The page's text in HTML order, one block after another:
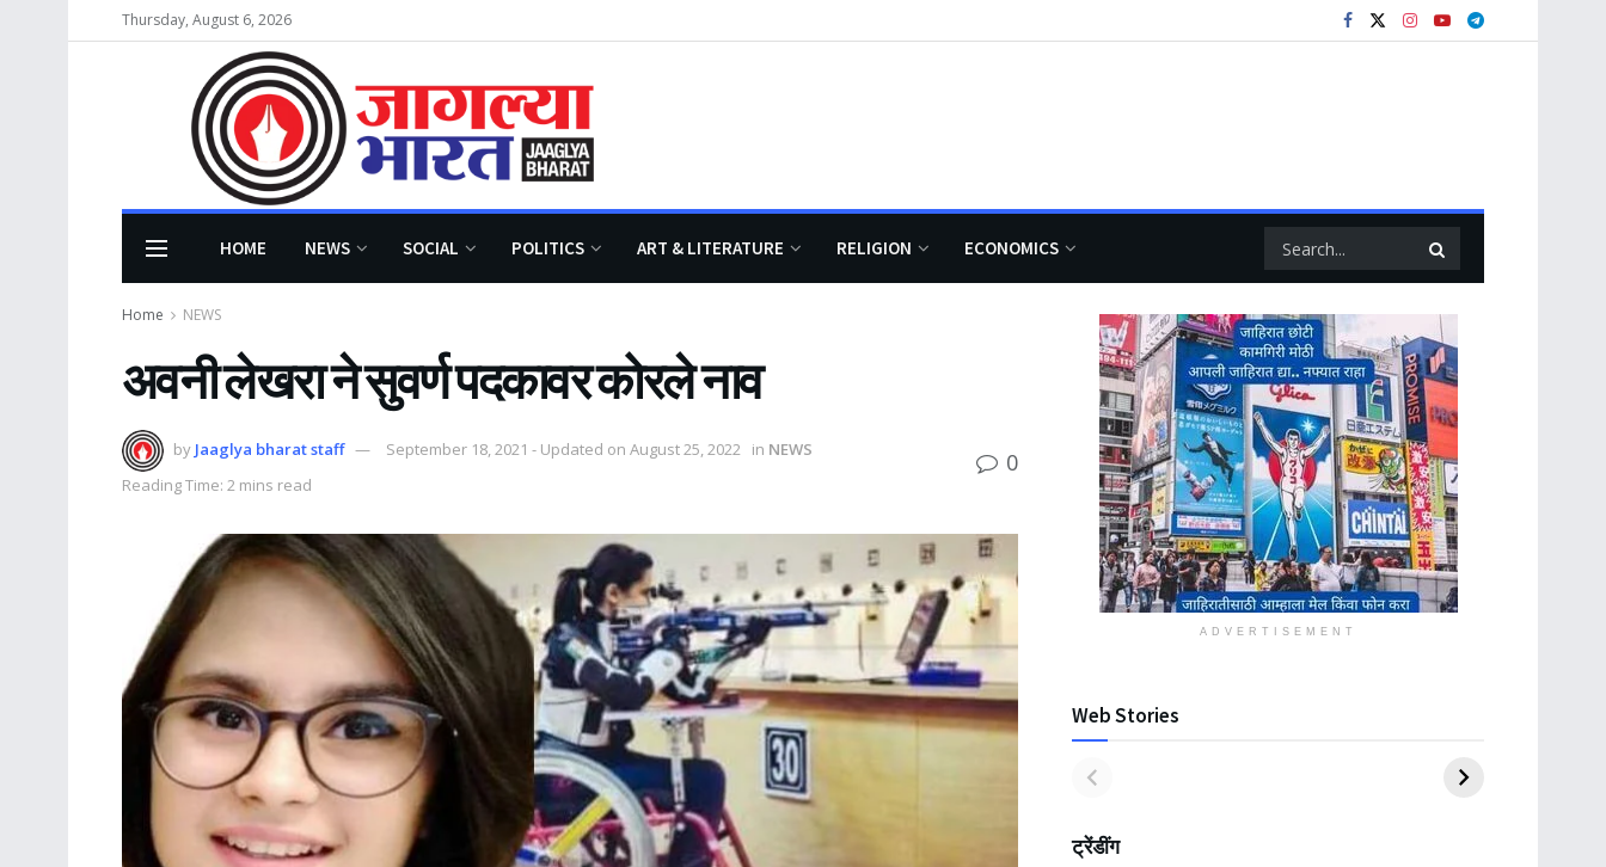
Thursday, August 6, 2026
HOME NEWS SOCIAL POLITICS ART & LITERATURE RELIGION ECONOMICS
Home NEWS
अवनी लेखरा ने सुवर्ण पदकावर कोरले नाव
by Jaaglya bharat staff September 18, 2021 - Updated on August 25, 2022 in NEWS
Reading Time: 2 mins read
0
ADVERTISEMENT
Web Stories
ट्रेंडींग